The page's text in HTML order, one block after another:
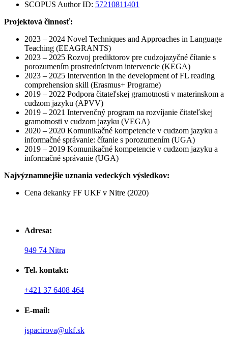
SCOPUS Author ID: 57210811401
Projektová činnosť:
2023 – 2024 Novel Techniques and Approaches in Language
Teaching (EEAGRANTS)
2023 – 2025 Rozvoj prediktorov pre cudzojazyčné čítanie s
porozumením prostredníctvom intervencie (KEGA)
2023 – 2025 Intervention in the development of FL reading
comprehension skill (Erasmus+ Programe)
2019 – 2022 Podpora čitateľskej gramotnosti v materinskom a
cudzom jazyku (APVV)
2019 – 2021 Intervenčný program na rozvíjanie čitateľskej
gramotnosti v cudzom jazyku (VEGA)
2020 – 2020 Komunikačné kompetencie v cudzom jazyku a
informačné správanie: čítanie s porozumením (UGA)
2019 – 2019 Komunikačné kompetencie v cudzom jazyku a
informačné správanie (UGA)
Najvýznamnejšie uznania vedeckých výsledkov:
Cena dekanky FF UKF v Nitre (2020)
Adresa:
949 74 Nitra
Tel. kontakt:
+421 37 6408 464
E-mail:
jspacirova@ukf.sk